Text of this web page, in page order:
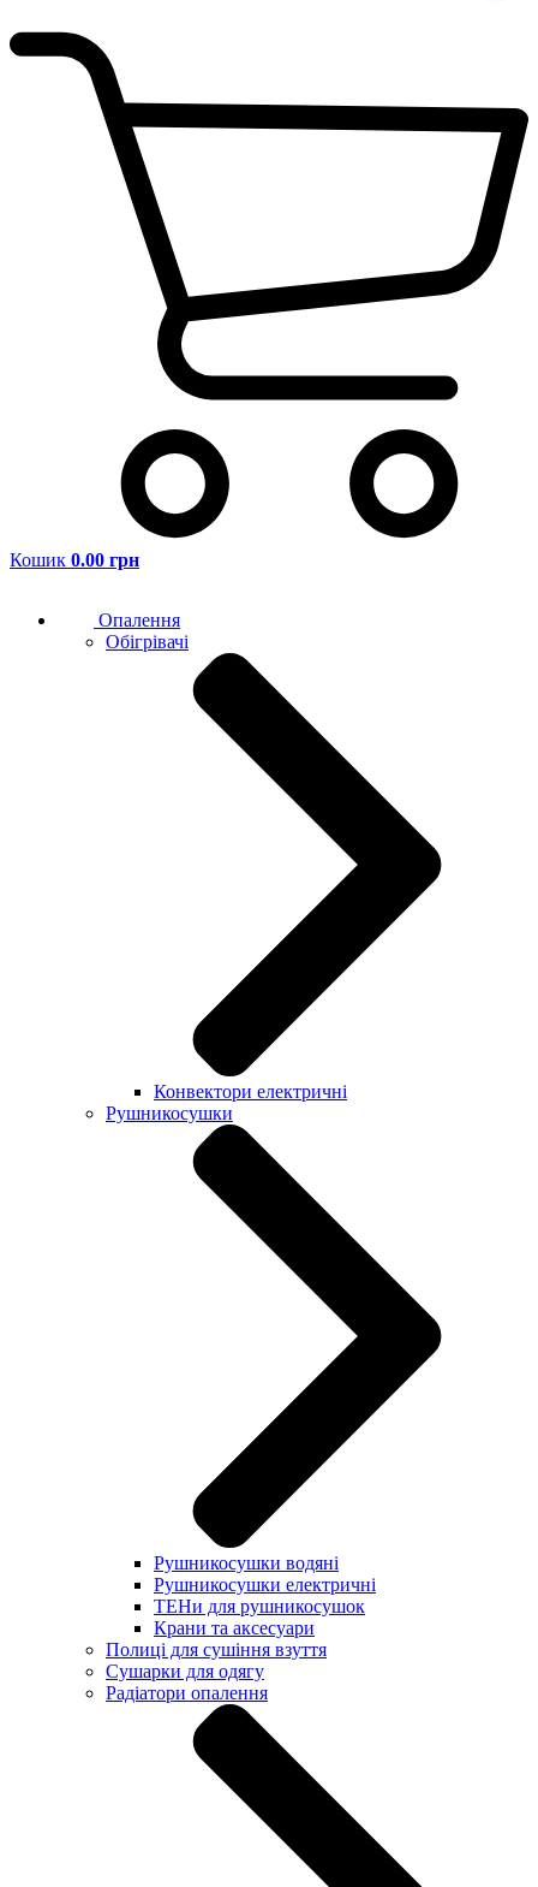
Кошик 0.00 грн
Опалення
Обігрівачі
Конвектори електричні
Рушникосушки
Рушникосушки водяні
Рушникосушки електричні
ТЕНи для рушникосушок
Крани та аксесуари
Полиці для сушіння взуття
Сушарки для одягу
Радіатори опалення